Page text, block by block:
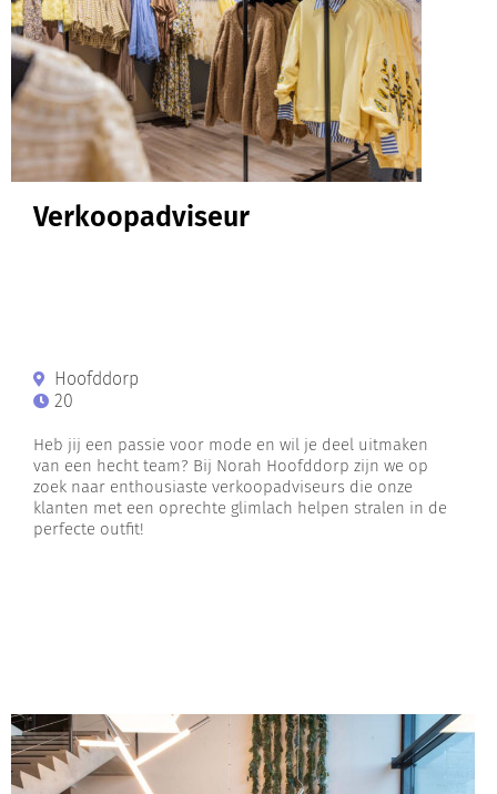
Verkoopadviseur
Hoofddorp
20
Heb jij een passie voor mode en wil je deel uitmaken
van een hecht team? Bij Norah Hoofddorp zijn we op
zoek naar enthousiaste verkoopadviseurs die onze
klanten met een oprechte glimlach helpen stralen in de
perfecte outfit!